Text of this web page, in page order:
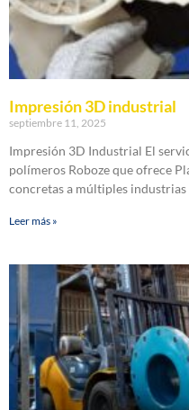
Impresión 3D industrial
septiembre 11, 2025
Impresión 3D Industrial El
polímeros Roboze que ofrece
concretas a múltiples industrias
Leer más »